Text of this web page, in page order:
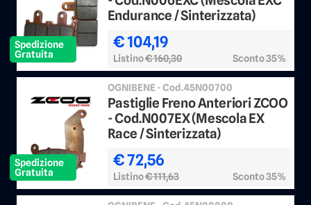
Spedizione
Gratuita
Endurance / Sinterizzata)
€ 104,19
Listino€ 160,30 Sconto 35%
Spedizione
Gratuita
OGNIBENE - Cod.45N00700
Pastiglie Freno Anteriori ZCOO
- Cod.N007EX (Mescola EX
Race / Sinterizzata)
€ 72,56
Listino€ 111,63 Sconto 35%